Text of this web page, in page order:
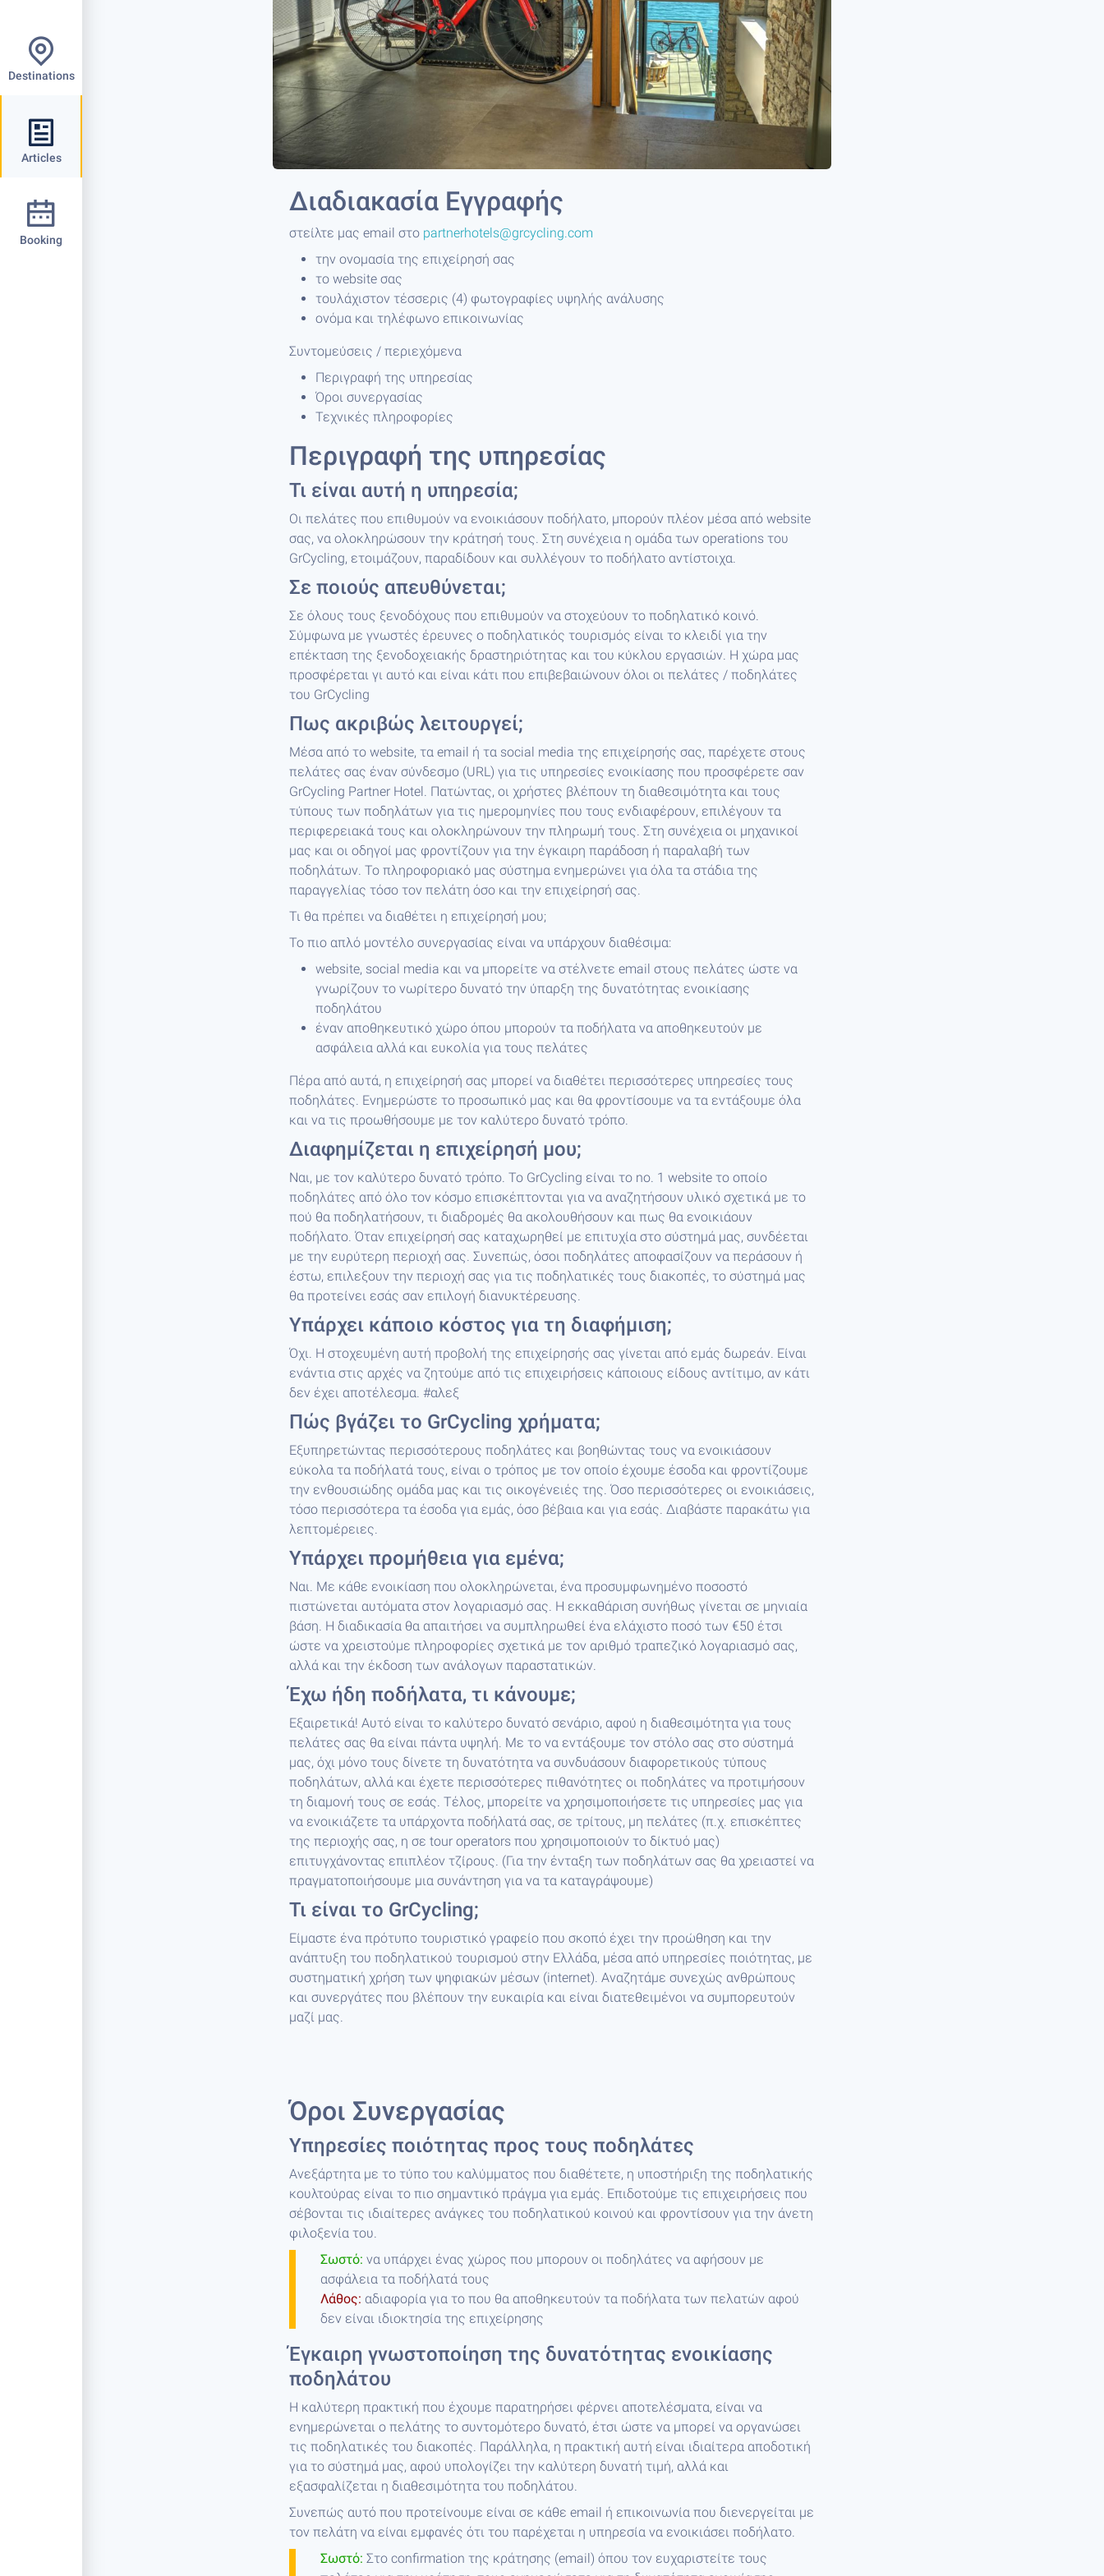
Destinations
Articles
Booking
Διαδιακασία Εγγραφής
στείλτε μας email στο partnerhotels@grcycling.com
την ονομασία της επιχείρησή σας
το website σας
τουλάχιστον τέσσερις (4) φωτογραφίες υψηλής ανάλυσης
ονόμα και τηλέφωνο επικοινωνίας
Συντομεύσεις / περιεχόμενα
Περιγραφή της υπηρεσίας
Όροι συνεργασίας
Τεχνικές πληροφορίες
Περιγραφή της υπηρεσίας
Τι είναι αυτή η υπηρεσία;
Οι πελάτες που επιθυμούν να ενοικιάσουν ποδήλατο, μπορούν πλέον μέσα από website
σας, να ολοκληρώσουν την κράτησή τους. Στη συνέχεια η ομάδα των operations του
GrCycling, ετοιμάζουν, παραδίδουν και συλλέγουν το ποδήλατο αντίστοιχα.
Σε ποιούς απευθύνεται;
Σε όλους τους ξενοδόχους που επιθυμούν να στοχεύουν το ποδηλατικό κοινό.
Σύμφωνα με γνωστές έρευνες ο ποδηλατικός τουρισμός είναι το κλειδί για την
επέκταση της ξενοδοχειακής δραστηριότητας και του κύκλου εργασιών. Η χώρα μας
προσφέρεται γι αυτό και είναι κάτι που επιβεβαιώνουν όλοι οι πελάτες / ποδηλάτες
του GrCycling
Πως ακριβώς λειτουργεί;
Μέσα από το website, τα email ή τα social media της επιχείρησής σας, παρέχετε στους
πελάτες σας έναν σύνδεσμο (URL) για τις υπηρεσίες ενοικίασης που προσφέρετε σαν
GrCycling Partner Hotel. Πατώντας, οι χρήστες βλέπουν τη διαθεσιμότητα και τους
τύπους των ποδηλάτων για τις ημερομηνίες που τους ενδιαφέρουν, επιλέγουν τα
περιφερειακά τους και ολοκληρώνουν την πληρωμή τους. Στη συνέχεια οι μηχανικοί
μας και οι οδηγοί μας φροντίζουν για την έγκαιρη παράδοση ή παραλαβή των
ποδηλάτων. Το πληροφοριακό μας σύστημα ενημερώνει για όλα τα στάδια της
παραγγελίας τόσο τον πελάτη όσο και την επιχείρησή σας.
Τι θα πρέπει να διαθέτει η επιχείρησή μου;
Το πιο απλό μοντέλο συνεργασίας είναι να υπάρχουν διαθέσιμα:
website, social media και να μπορείτε να στέλνετε email στους πελάτες ώστε να
γνωρίζουν το νωρίτερο δυνατό την ύπαρξη της δυνατότητας ενοικίασης
ποδηλάτου
έναν αποθηκευτικό χώρο όπου μπορούν τα ποδήλατα να αποθηκευτούν με
ασφάλεια αλλά και ευκολία για τους πελάτες
Πέρα από αυτά, η επιχείρησή σας μπορεί να διαθέτει περισσότερες υπηρεσίες τους
ποδηλάτες. Ενημερώστε το προσωπικό μας και θα φροντίσουμε να τα εντάξουμε όλα
και να τις προωθήσουμε με τον καλύτερο δυνατό τρόπο.
Διαφημίζεται η επιχείρησή μου;
Ναι, με τον καλύτερο δυνατό τρόπο. Το GrCycling είναι το no. 1 website το οποίο
ποδηλάτες από όλο τον κόσμο επισκέπτονται για να αναζητήσουν υλικό σχετικά με το
πού θα ποδηλατήσουν, τι διαδρομές θα ακολουθήσουν και πως θα ενοικιάουν
ποδήλατο. Όταν επιχείρησή σας καταχωρηθεί με επιτυχία στο σύστημά μας, συνδέεται
με την ευρύτερη περιοχή σας. Συνεπώς, όσοι ποδηλάτες αποφασίζουν να περάσουν ή
έστω, επιλεξουν την περιοχή σας για τις ποδηλατικές τους διακοπές, το σύστημά μας
θα προτείνει εσάς σαν επιλογή διανυκτέρευσης.
Υπάρχει κάποιο κόστος για τη διαφήμιση;
Όχι. Η στοχευμένη αυτή προβολή της επιχείρησής σας γίνεται από εμάς δωρεάν. Είναι
ενάντια στις αρχές να ζητούμε από τις επιχειρήσεις κάποιους είδους αντίτιμο, αν κάτι
δεν έχει αποτέλεσμα. #αλεξ
Πώς βγάζει το GrCycling χρήματα;
Εξυπηρετώντας περισσότερους ποδηλάτες και βοηθώντας τους να ενοικιάσουν
εύκολα τα ποδήλατά τους, είναι ο τρόπος με τον οποίο έχουμε έσοδα και φροντίζουμε
την ενθουσιώδης ομάδα μας και τις οικογένειές της. Όσο περισσότερες οι ενοικιάσεις,
τόσο περισσότερα τα έσοδα για εμάς, όσο βέβαια και για εσάς. Διαβάστε παρακάτω για
λεπτομέρειες.
Υπάρχει προμήθεια για εμένα;
Ναι. Με κάθε ενοικίαση που ολοκληρώνεται, ένα προσυμφωνημένο ποσοστό
πιστώνεται αυτόματα στον λογαριασμό σας. Η εκκαθάριση συνήθως γίνεται σε μηνιαία
βάση. Η διαδικασία θα απαιτήσει να συμπληρωθεί ένα ελάχιστο ποσό των €50 έτσι
ώστε να χρειστούμε πληροφορίες σχετικά με τον αριθμό τραπεζικό λογαριασμό σας,
αλλά και την έκδοση των ανάλογων παραστατικών.
Έχω ήδη ποδήλατα, τι κάνουμε;
Εξαιρετικά! Αυτό είναι το καλύτερο δυνατό σενάριο, αφού η διαθεσιμότητα για τους
πελάτες σας θα είναι πάντα υψηλή. Με το να εντάξουμε τον στόλο σας στο σύστημά
μας, όχι μόνο τους δίνετε τη δυνατότητα να συνδυάσουν διαφορετικούς τύπους
ποδηλάτων, αλλά και έχετε περισσότερες πιθανότητες οι ποδηλάτες να προτιμήσουν
τη διαμονή τους σε εσάς. Τέλος, μπορείτε να χρησιμοποιήσετε τις υπηρεσίες μας για
να ενοικιάζετε τα υπάρχοντα ποδήλατά σας, σε τρίτους, μη πελάτες (π.χ. επισκέπτες
της περιοχής σας, η σε tour operators που χρησιμοποιούν το δίκτυό μας)
επιτυγχάνοντας επιπλέον τζίρους. (Για την ένταξη των ποδηλάτων σας θα χρειαστεί να
πραγματοποιήσουμε μια συνάντηση για να τα καταγράψουμε)
Τι είναι το GrCycling;
Είμαστε ένα πρότυπο τουριστικό γραφείο που σκοπό έχει την προώθηση και την
ανάπτυξη του ποδηλατικού τουρισμού στην Ελλάδα, μέσα από υπηρεσίες ποιότητας, με
συστηματική χρήση των ψηφιακών μέσων (internet). Αναζητάμε συνεχώς ανθρώπους
και συνεργάτες που βλέπουν την ευκαιρία και είναι διατεθειμένοι να συμπορευτούν
μαζί μας.
Όροι Συνεργασίας
Υπηρεσίες ποιότητας προς τους ποδηλάτες
Ανεξάρτητα με το τύπο του καλύμματος που διαθέτετε, η υποστήριξη της ποδηλατικής
κουλτούρας είναι το πιο σημαντικό πράγμα για εμάς. Επιδοτούμε τις επιχειρήσεις που
σέβονται τις ιδιαίτερες ανάγκες του ποδηλατικού κοινού και φροντίσουν για την άνετη
φιλοξενία του.
Σωστό: να υπάρχει ένας χώρος που μπορουν οι ποδηλάτες να αφήσουν με
ασφάλεια τα ποδήλατά τους
Λάθος: αδιαφορία για το που θα αποθηκευτούν τα ποδήλατα των πελατών αφού
δεν είναι ιδιοκτησία της επιχείρησης
Έγκαιρη γνωστοποίηση της δυνατότητας ενοικίασης
ποδηλάτου
Η καλύτερη πρακτική που έχουμε παρατηρήσει φέρνει αποτελέσματα, είναι να
ενημερώνεται ο πελάτης το συντομότερο δυνατό, έτσι ώστε να μπορεί να οργανώσει
τις ποδηλατικές του διακοπές. Παράλληλα, η πρακτική αυτή είναι ιδιαίτερα αποδοτική
για το σύστημά μας, αφού υπολογίζει την καλύτερη δυνατή τιμή, αλλά και
εξασφαλίζεται η διαθεσιμότητα του ποδηλάτου.
Συνεπώς αυτό που προτείνουμε είναι σε κάθε email ή επικοινωνία που διενεργείται με
τον πελάτη να είναι εμφανές ότι του παρέχεται η υπηρεσία να ενοικιάσει ποδήλατο.
Σωστό: Στο confirmation της κράτησης (email) όπου τον ευχαριστείτε τους